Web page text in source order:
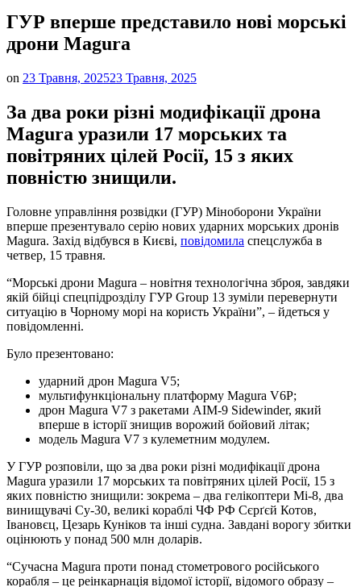
ГУР вперше представило нові морські
дрони Magura
on 23 Травня, 202523 Травня, 2025
За два роки різні модифікації дрона
Magura уразили 17 морських та
повітряних цілей Росії, 15 з яких
повністю знищили.
Головне управління розвідки (ГУР) Міноборони України
вперше презентувало серію нових ударних морських дронів
Magura. Захід відбувся в Києві, повідомила спецслужба в
четвер, 15 травня.
“Морські дрони Magura – новітня технологічна зброя, завдяки
якій бійці спецпідрозділу ГУР Group 13 зуміли перевернути
ситуацію в Чорному морі на користь України”, – йдеться у
повідомленні.
Було презентовано:
ударний дрон Magura V5;
мультифункціональну платформу Magura V6P;
дрон Magura V7 з ракетами AIM-9 Sidewinder, який
вперше в історії знищив ворожий бойовий літак;
модель Magura V7 з кулеметним модулем.
У ГУР розповіли, що за два роки різні модифікації дрона
Magura уразили 17 морських та повітряних цілей Росії, 15 з
яких повністю знищили: зокрема – два гелікоптери Мі-8, два
винищувачі Су-30, великі кораблі ЧФ РФ Сєрґєй Котов,
Івановєц, Цезарь Куніков та інші судна. Завдані ворогу збитки
оцінюють у понад 500 млн доларів.
“Сучасна Magura проти понад стометрового російського
корабля – це реінкарнація відомої історії, відомого образу –